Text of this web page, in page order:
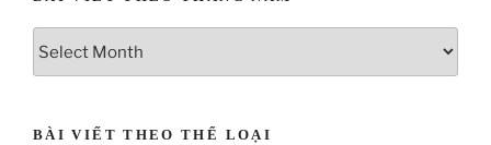
BÀI VIẾT THEO THỂ LOẠI